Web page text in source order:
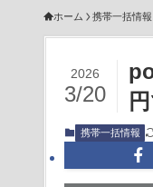
ホーム 携帯一括情報
2026
3/20
携帯一括情報